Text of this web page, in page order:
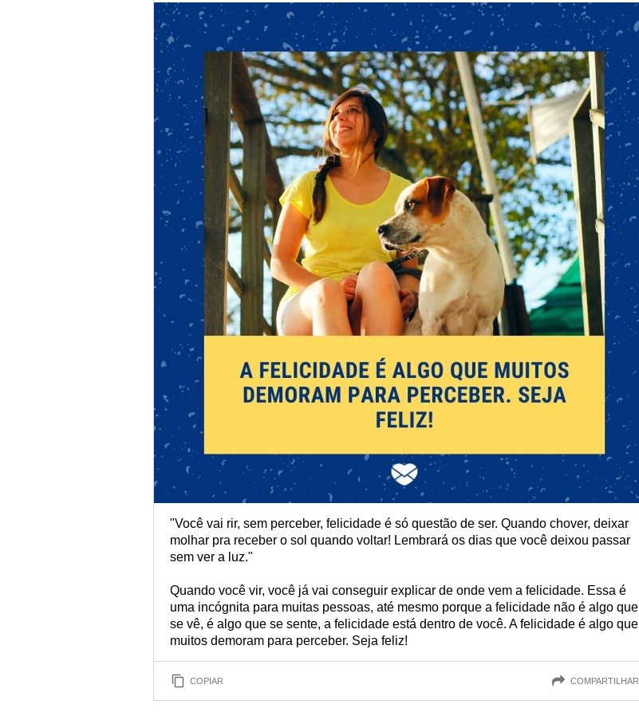
"Você vai rir, sem perceber, felicidade é só questão de ser. Quando chover, deixar
molhar pra receber o sol quando voltar! Lembrará os dias que você deixou passar
sem ver a luz."
Quando você vir, você já vai conseguir explicar de onde vem a felicidade. Essa é
uma incógnita para muitas pessoas, até mesmo porque a felicidade não é algo que
se vê, é algo que se sente, a felicidade está dentro de você. A felicidade é algo que
muitos demoram para perceber. Seja feliz!
COPIAR COMPARTILHAR